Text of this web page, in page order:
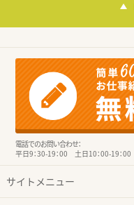
電話でのお問い合わせ：
平日9：30-19：00 土日10：00-19：00
サイトメニュー